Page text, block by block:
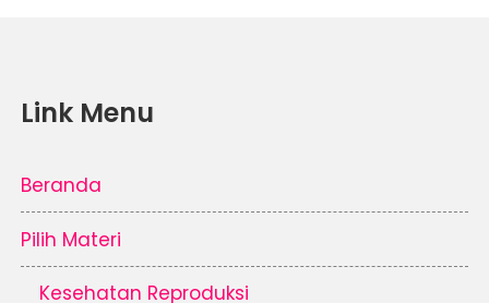
Link Menu
Beranda
Pilih Materi
Kesehatan Reproduksi